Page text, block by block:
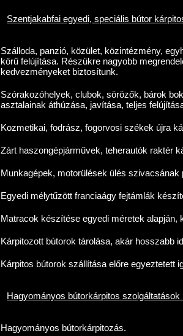
Szentjakabfai egyedi, speciális bútor
Szálloda, panzió, közület, közintézmény,
körű felújítása. Részükre nagyobb
kedvezményeket biztosítunk.
Szórakozóhelyek, clubok, sörözők, bárok
asztalainak áthúzása, javítása, teljes
Kozmetikai, fodrász, fogorvosi székek újra
Zárt haszongépjárművek, teherautók raktér
Munkagépek, motorülések ülés szivacsának
Egyedi mélytűzött franciaágy fejtámlák
Matracok készítése egyedi méretek alapján,
Kárpitozott bútorok tárolása, akár hosszabb
Kárpitos bútorok szállítása előre egyeztetett
Hagyományos bútorkárpitos szolgáltatások
Hagyományos bútorkárpitozás.